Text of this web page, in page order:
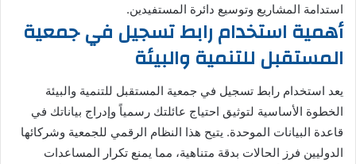
استدامة المشاريع وتوسيع دائرة المستفيدين.
أهمية استخدام رابط تسجيل في جمعية
المستقبل للتنمية والبيئة
يعد استخدام رابط تسجيل في جمعية المستقبل للتنمية والبيئة
الخطوة الأساسية لتوثيق احتياج عائلتك رسمياً وإدراج بياناتك في
قاعدة البيانات الموحدة. يتيح هذا النظام الرقمي للجمعية وشركائها
الدوليين فرز الحالات بدقة متناهية، مما يمنع تكرار المساعدات